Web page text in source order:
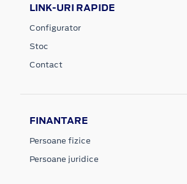
LINK-URI RAPIDE
Configurator
Stoc
Contact
FINANTARE
Persoane fizice
Persoane juridice